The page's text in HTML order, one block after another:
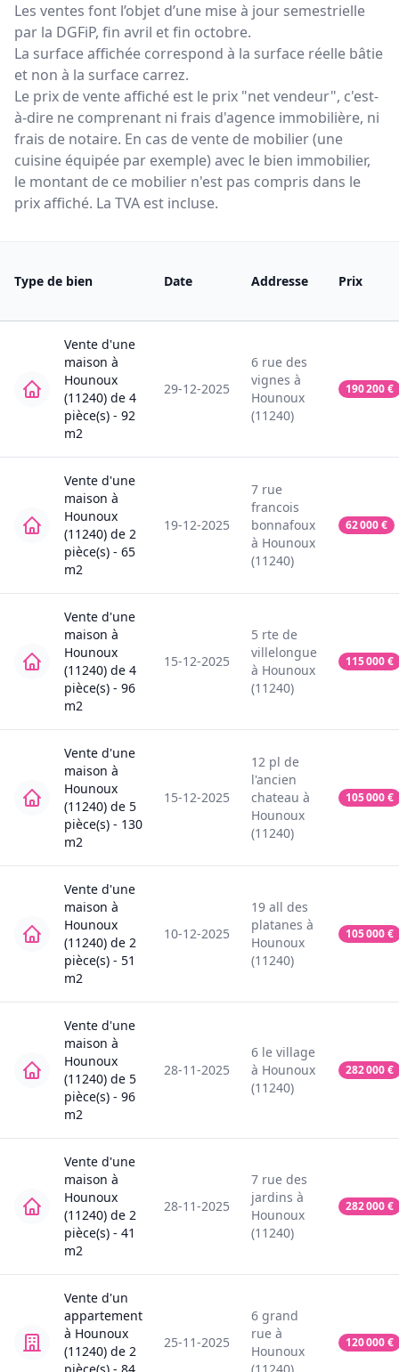
Les ventes font l’objet d’une mise à jour semestrielle
par la DGFiP, fin avril et fin octobre.
La surface affichée correspond à la surface réelle bâtie
et non à la surface carrez.
Le prix de vente affiché est le prix "net vendeur", c'est-
à-dire ne comprenant ni frais d'agence immobilière, ni
frais de notaire. En cas de vente de mobilier (une
cuisine équipée par exemple) avec le bien immobilier,
le montant de ce mobilier n'est pas compris dans le
prix affiché. La TVA est incluse.
Type de bien Date Addresse Prix
Vente d'une
maison à
Hounoux
(11240) de 4
pièce(s) - 92
m2
29-12-2025
6 rue des
vignes à
Hounoux
(11240)
190 200€
Vente d'une
maison à
Hounoux
(11240) de 2
pièce(s) - 65
m2
19-12-2025
7 rue
francois
bonnafoux
à Hounoux
(11240)
62 000€
Vente d'une
maison à
Hounoux
(11240) de 4
pièce(s) - 96
m2
15-12-2025
5 rte de
villelongue
à Hounoux
(11240)
115 000€
Vente d'une
maison à
Hounoux
(11240) de 5
pièce(s) - 130
m2
15-12-2025
12 pl de
l'ancien
chateau à
Hounoux
(11240)
105 000€
Vente d'une
maison à
Hounoux
(11240) de 2
pièce(s) - 51
m2
10-12-2025
19 all des
platanes à
Hounoux
(11240)
105 000€
Vente d'une
maison à
Hounoux
(11240) de 5
pièce(s) - 96
m2
28-11-2025
6 le village
à Hounoux
(11240)
282 000€
Vente d'une
maison à
Hounoux
(11240) de 2
pièce(s) - 41
m2
28-11-2025
7 rue des
jardins à
Hounoux
(11240)
282 000€
Vente d'un
appartement
à Hounoux
(11240) de 2
25-11-2025
6 grand
rue à
Hounoux
120 000€